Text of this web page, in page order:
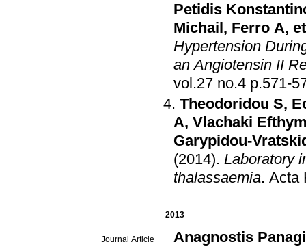
Petidis
Michail , Ferro A,
Hypertension
an Angiotensin II
vol.27 no.4
Theodoridou S,
A, Vlachaki
Garypidou-
(2014). Laboratory
thalassaemia. Acta
2013
Journal Article
Anagnostis